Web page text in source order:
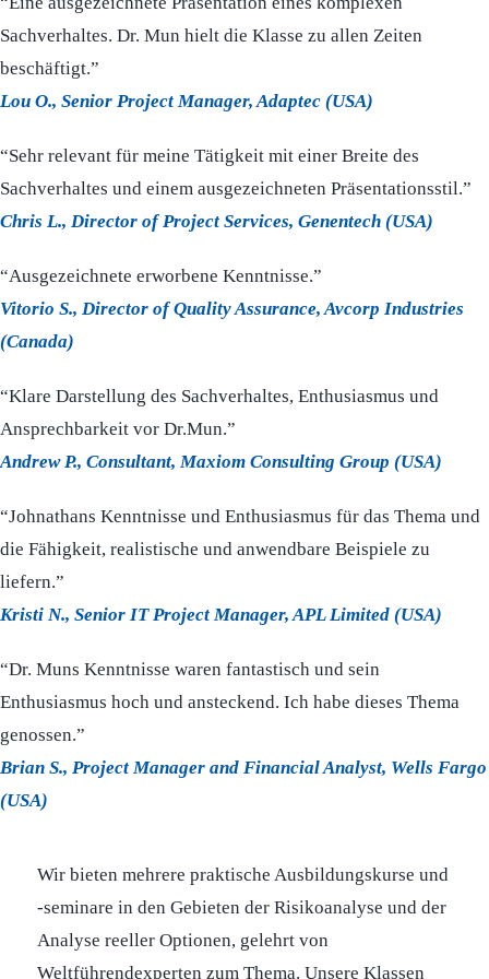
Sachverhaltes. Dr. Mun hielt die Klasse zu allen Zeiten
beschäftigt.”
Lou O., Senior Project Manager, Adaptec (USA)
“Sehr relevant für meine Tätigkeit mit einer Breite des
Sachverhaltes und einem ausgezeichneten Präsentationsstil.”
Chris L., Director of Project Services, Genentech (USA)
“Ausgezeichnete erworbene Kenntnisse.”
Vitorio S., Director of Quality Assurance, Avcorp Industries
(Canada)
“Klare Darstellung des Sachverhaltes, Enthusiasmus und
Ansprechbarkeit vor Dr.Mun.”
Andrew P., Consultant, Maxiom Consulting Group (USA)
“Johnathans Kenntnisse und Enthusiasmus für das Thema und
die Fähigkeit, realistische und anwendbare Beispiele zu
liefern.”
Kristi N., Senior IT Project Manager, APL Limited (USA)
“Dr. Muns Kenntnisse waren fantastisch und sein
Enthusiasmus hoch und ansteckend. Ich habe dieses Thema
genossen.”
Brian S., Project Manager and Financial Analyst, Wells Fargo
(USA)
Wir bieten mehrere praktische Ausbildungskurse und
-seminare in den Gebieten der Risikoanalyse und der
Analyse reeller Optionen, gelehrt von
Weltführendexperten zum Thema. Unsere Klassen